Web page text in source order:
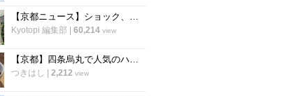
【京都ニュース】ショック、残念の声広がる 出町の老舗喫茶が6月下旬閉店へ
Kyotopi 編集部 60,214 view
【京都】四条烏丸で人気のハワイアンカフェ！話題のアサイーボウルも「エッグスシングス」
つきはし 2,212 view